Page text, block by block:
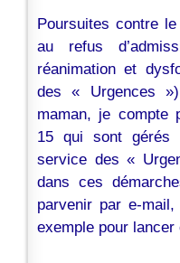
Poursuites contre
au refus
réanimation et
des « Urgences
maman, je compte
15 qui sont gérés
service des «
dans ces
parvenir par e-
exemple pour